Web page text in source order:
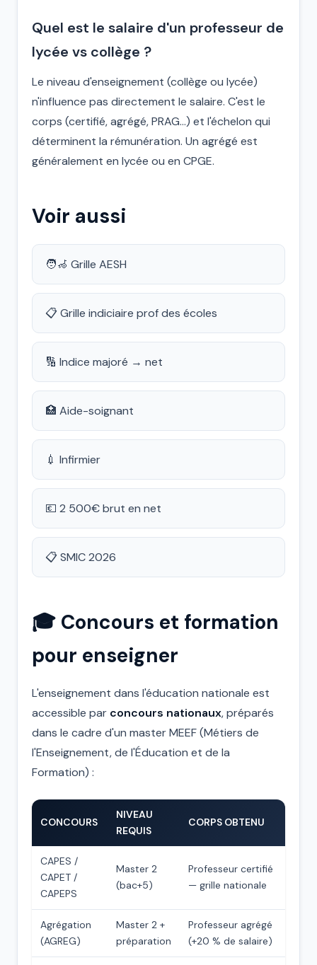
Quel est le salaire d'un professeur de
lycée vs collège ?
Le niveau d'enseignement (collège ou lycée)
n'influence pas directement le salaire. C'est le
corps (certifié, agrégé, PRAG…) et l'échelon qui
déterminent la rémunération. Un agrégé est
généralement en lycée ou en CPGE.
Voir aussi
🧑‍🦽 Grille AESH
📋 Grille indiciaire prof des écoles
🔢 Indice majoré → net
🏥 Aide-soignant
💉 Infirmier
💶 2 500€ brut en net
📋 SMIC 2026
🎓 Concours et formation
pour enseigner
L'enseignement dans l'éducation nationale est
accessible par concours nationaux, préparés
dans le cadre d'un master MEEF (Métiers de
l'Enseignement, de l'Éducation et de la
Formation) :
CONCOURS
NIVEAU
REQUIS
CORPS OBTENU
CAPES /
CAPET /
CAPEPS
Master 2
(bac+5)
Professeur certifié
— grille nationale
Agrégation
(AGREG)
Master 2 +
préparation
Professeur agrégé
(+20 % de salaire)